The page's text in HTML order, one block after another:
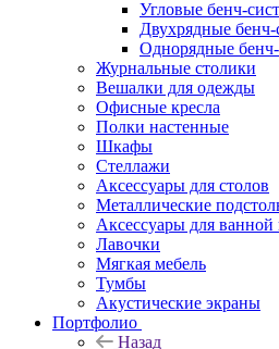
Угловые бенч-
Двухрядные
Однорядные
Журнальные столики
Вешалки для одежды
Офисные кресла
Полки настенные
Шкафы
Стеллажи
Аксессуары для столов
Металлические
Аксессуары для
Лавочки
Мягкая мебель
Тумбы
Акустические экраны
Портфолио
Назад